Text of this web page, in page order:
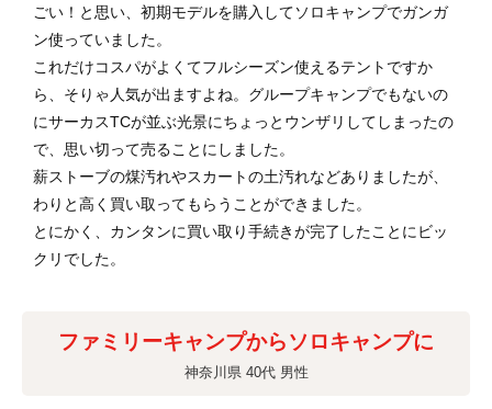
ごい！と思い、初期モデルを購入してソロキャンプでガンガ
ン使っていました。
これだけコスパがよくてフルシーズン使えるテントですか
ら、そりゃ人気が出ますよね。グループキャンプでもないの
にサーカスTCが並ぶ光景にちょっとウンザリしてしまったの
で、思い切って売ることにしました。
薪ストーブの煤汚れやスカートの土汚れなどありましたが、
わりと高く買い取ってもらうことができました。
とにかく、カンタンに買い取り手続きが完了したことにビッ
クリでした。
ファミリーキャンプからソロキャンプに
神奈川県 40代 男性